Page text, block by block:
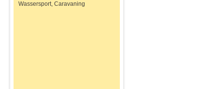
Wassersport, Caravaning